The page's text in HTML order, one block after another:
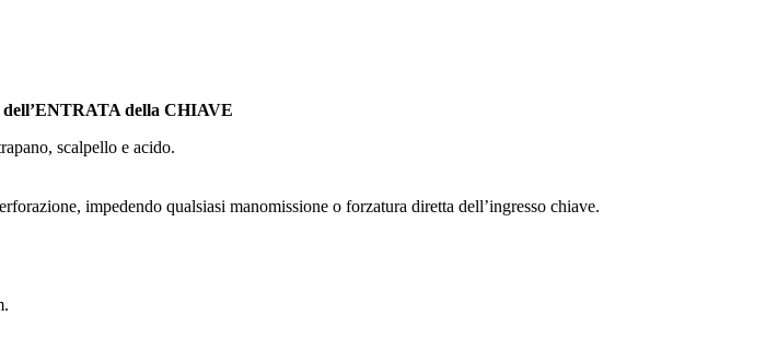
della CHIAVE
scalpello e acido.
impedendo qualsiasi manomissione o forzatura diretta dell’ingresso chiave.